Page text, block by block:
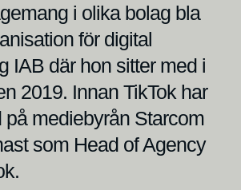
i olika bolag bla
för digital
IAB där hon sitter med i
2019. Innan TikTok har
på mediebyrån Starcom
som Head of Agency